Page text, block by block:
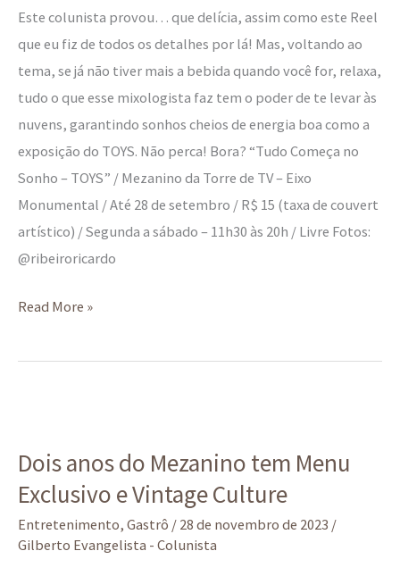
Este colunista provou… que delícia, assim como este Reel
que eu fiz de todos os detalhes por lá! Mas, voltando ao
tema, se já não tiver mais a bebida quando você for, relaxa,
tudo o que esse mixologista faz tem o poder de te levar às
nuvens, garantindo sonhos cheios de energia boa como a
exposição do TOYS. Não perca! Bora? “Tudo Começa no
Sonho – TOYS” / Mezanino da Torre de TV – Eixo
Monumental / Até 28 de setembro / R$ 15 (taxa de couvert
artístico) / Segunda a sábado – 11h30 às 20h / Livre Fotos:
@ribeiroricardo
Read More »
Dois anos do Mezanino tem Menu
Exclusivo e Vintage Culture
Entretenimento, Gastrô / 28 de novembro de 2023 /
Gilberto Evangelista - Colunista
do
Mezanino
tem
Menu